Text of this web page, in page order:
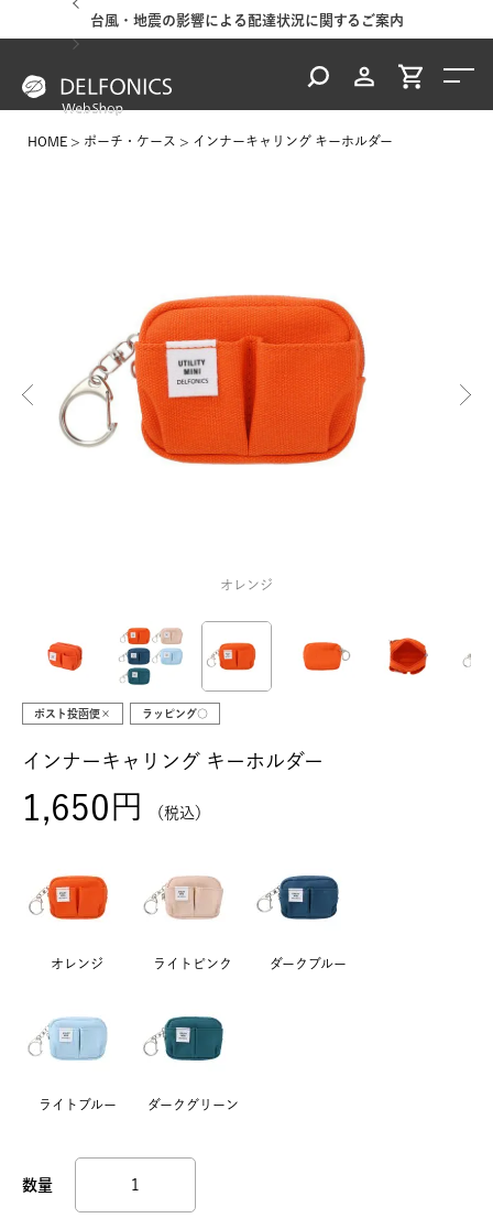
台風・地震の影響による配達状況に関するご案内
HOME ポーチ・ケース インナーキャリング キーホルダー
オレンジ
ポスト投函便× ラッピング○
インナーキャリング キーホルダー
1,650 税込
オレンジ ライトピンク ダークブルー
ライトブルー ダークグリーン